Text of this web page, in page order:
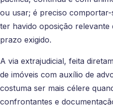
ou usar; é preciso
ter havido oposição
prazo exigido.
A via extrajudicial, feita
de imóveis com auxílio de
costuma ser mais célere
confrontantes e